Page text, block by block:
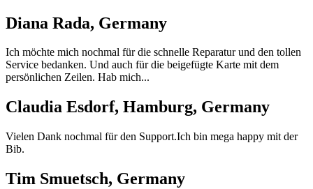
Diana Rada, Germany
Ich möchte mich nochmal für die schnelle Reparatur und den tollen
Service bedanken. Und auch für die beigefügte Karte mit dem
persönlichen Zeilen. Hab mich...
Claudia Esdorf, Hamburg, Germany
Vielen Dank nochmal für den Support.Ich bin mega happy mit der
Bib.
Tim Smuetsch, Germany